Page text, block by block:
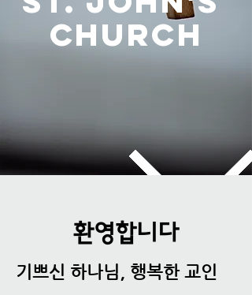
Church
환영합니다
기쁘신 하나님, 행복한 교인